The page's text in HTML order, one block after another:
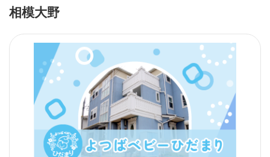
相模大野